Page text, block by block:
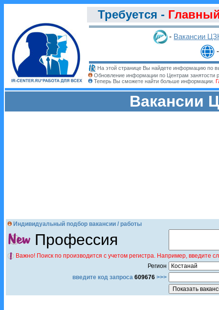
Требуется -
- Вакансии
На этой странице Вы найдете информацию по
Обновление информации по Центрам занятости
Теперь Вы сможете найти больше информации.
Вакансии
Индивидуальный подбор вакансии / работы
Профессия
Важно! Поиск по производится с учетом регистра. Например,
Регион
введите код запроса 609676 >>>